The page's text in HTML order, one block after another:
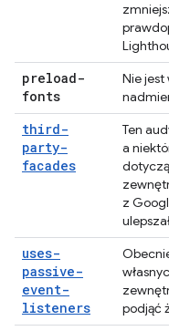
preload-
fonts
Nie jest
third-
party-
facades
Ten
a
z
uses-
passive-
event-
listeners
podjąć